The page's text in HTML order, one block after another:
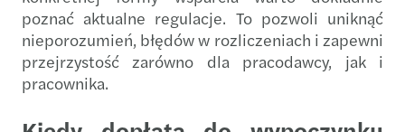
poznać aktualne regulacje. To pozwoli uniknąć
nieporozumień, błędów w rozliczeniach i zapewni
przejrzystość zarówno dla pracodawcy, jak i
pracownika.